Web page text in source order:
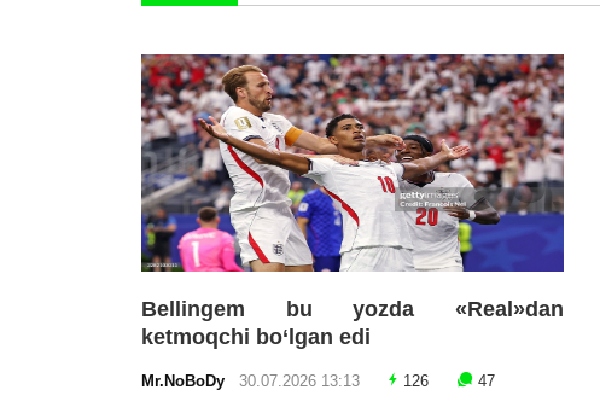
Bellingem bu yozda «Real»dan
ketmoqchi bo‘lgan edi
Mr.NoBoDy 30.07.2026 13:13 126 47